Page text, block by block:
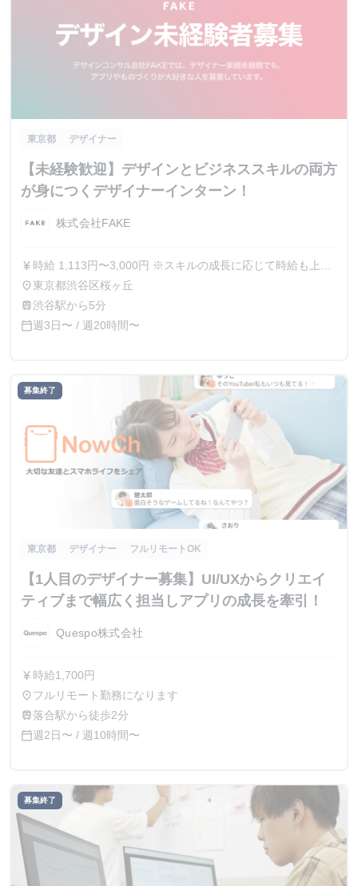
東京都 デザイナー
【未経験歓迎】デザインとビジネススキルの両方
が身につくデザイナーインターン！
株式会社FAKE
currency_yen 時給 1,113円〜3,000円 ※スキルの成長に応じて時給も上が
っていきます。時給3,000円のインターン生も在籍していま
す。
place東京都渋谷区桜ヶ丘
train渋谷駅から5分
calendar_today週3日〜 / 週20時間〜
募集終了
東京都 デザイナー フルリモートOK
【1人目のデザイナー募集】UI/UXからクリエイ
ティブまで幅広く担当しアプリの成長を牽引！
Quespo株式会社
currency_yen 時給1,700円
place フルリモート勤務になります
train落合駅から徒歩2分
calendar_today週2日〜 / 週10時間〜
募集終了